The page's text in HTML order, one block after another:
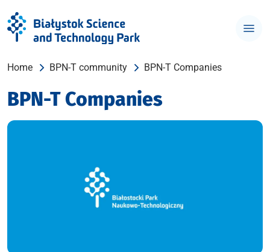
Home BPN-T community BPN-T Companies
BPN-T Companies